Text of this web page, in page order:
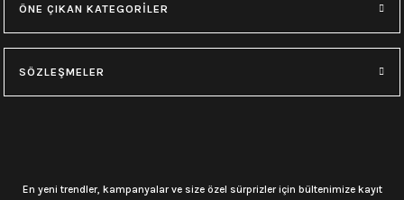
ÖNE ÇIKAN KATEGORİLER
SÖZLEŞMELER
En yeni trendler, kampanyalar ve size özel sürprizler için bültenimize kayıt